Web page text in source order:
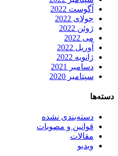
آگوست 2022
جولای 2022
ژوئن 2022
می 2022
آوریل 2022
ژانویه 2022
دسامبر 2021
سپتامبر 2020
دسته‌ها
دسته‌بندی نشده
قوانین و مصوبات
مقالات
وبدیو